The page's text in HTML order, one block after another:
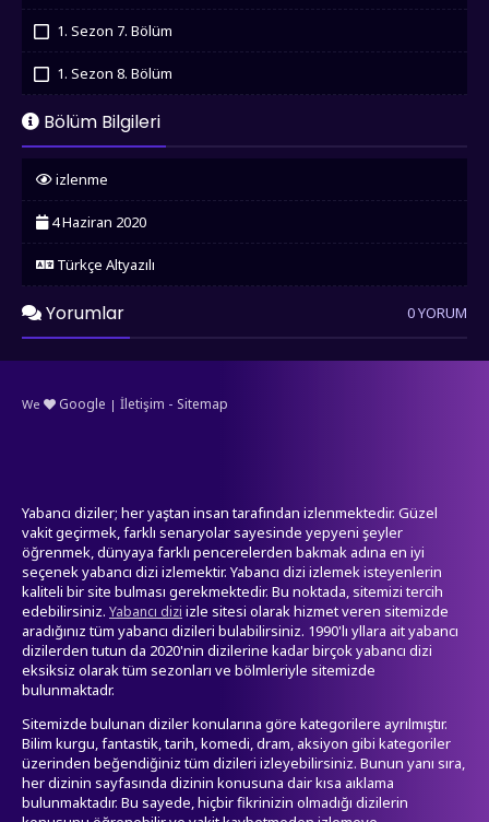
1. Sezon 7. Bölüm
1. Sezon 8. Bölüm
Bölüm Bilgileri
izlenme
4 Haziran 2020
Türkçe Altyazılı
Yorumlar 0 YORUM
We Google | İletişim - Sitemap
Yabancı diziler; her yaştan insan tarafından izlenmektedir. Güzel
vakit geçirmek, farklı senaryolar sayesinde yepyeni şeyler
öğrenmek, dünyaya farklı pencerelerden bakmak adına en iyi
seçenek yabancı dizi izlemektir. Yabancı dizi izlemek isteyenlerin
kaliteli bir site bulması gerekmektedir. Bu noktada, sitemizi tercih
edebilirsiniz. Yabancı dizi izle sitesi olarak hizmet veren sitemizde
aradığınız tüm yabancı dizileri bulabilirsiniz. 1990'lı yllara ait yabancı
dizilerden tutun da 2020'nin dizilerine kadar birçok yabancı dizi
eksiksiz olarak tüm sezonları ve bölmleriyle sitemizde
bulunmaktadr.
Sitemizde bulunan diziler konularına göre kategorilere ayrılmıştır.
Bilim kurgu, fantastik, tarih, komedi, dram, aksiyon gibi kategoriler
üzerinden beğendiğiniz tüm dizileri izleyebilirsiniz. Bunun yanı sıra,
her dizinin sayfasında dizinin konusuna dair kısa aıklama
bulunmaktadır. Bu sayede, hiçbir fikrinizin olmadığı dizilerin